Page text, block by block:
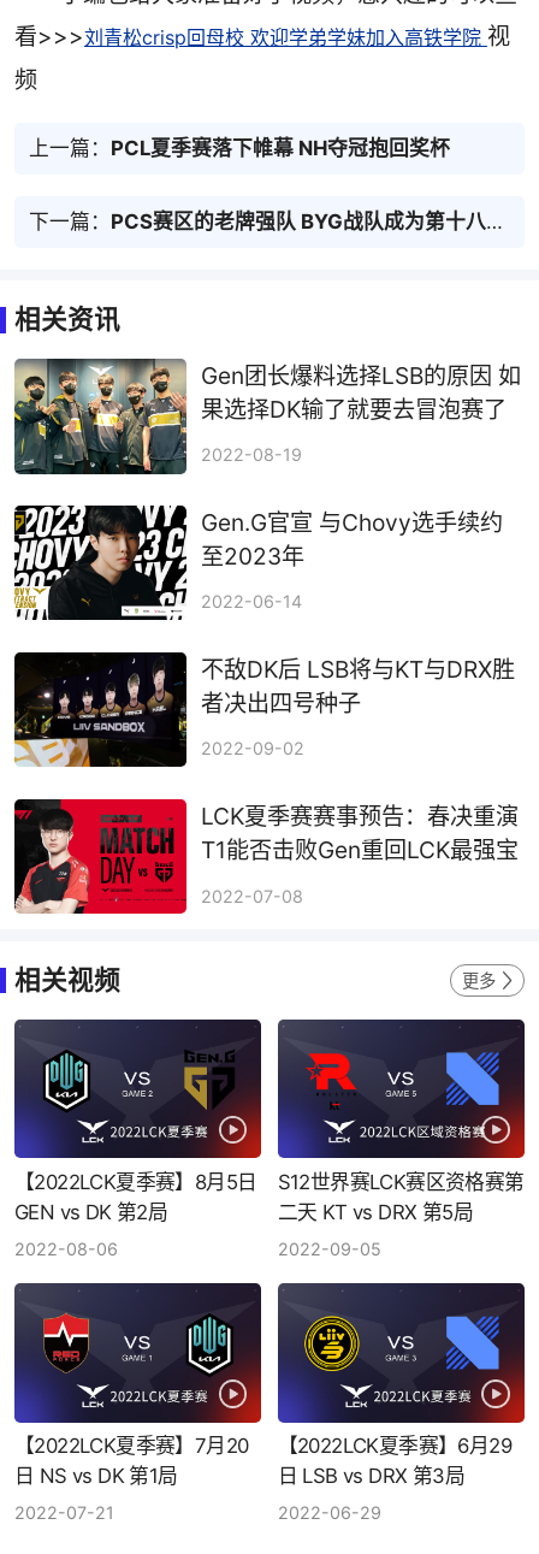
看>>>刘青松crisp回母校 欢迎学弟学妹加入高铁学院 视
频
上一篇： PCL夏季赛落下帷幕 NH夺冠抱回奖杯
下一篇： PCS赛区的老牌强队 BYG战队成为第十八支确认晋级世界赛的队伍
相关资讯
Gen团长爆料选择LSB的原因 如
果选择DK输了就要去冒泡赛了
2022-08-19
Gen.G官宣 与Chovy选手续约
至2023年
2022-06-14
不敌DK后 LSB将与KT与DRX胜
者决出四号种子
2022-09-02
LCK夏季赛赛事预告：春决重演
T1能否击败Gen重回LCK最强宝
座
2022-07-08
相关视频 更多
【2022LCK夏季赛】8月5日
GEN vs DK 第2局
2022-08-06
S12世界赛LCK赛区资格赛第
二天 KT vs DRX 第5局
2022-09-05
【2022LCK夏季赛】7月20
日 NS vs DK 第1局
2022-07-21
【2022LCK夏季赛】6月29
日 LSB vs DRX 第3局
2022-06-29